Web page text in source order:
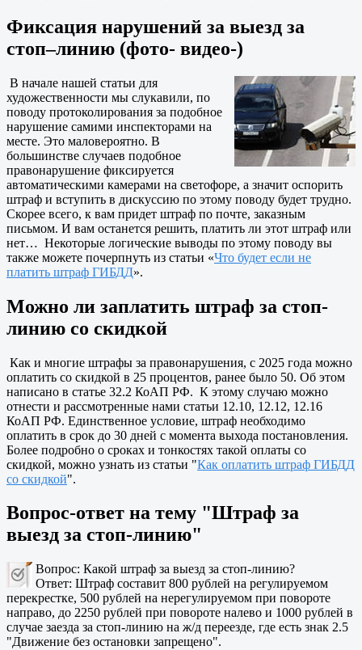
Фиксация нарушений за выезд за
стоп–линию (фото- видео-)
В начале нашей статьи для
художественности мы слукавили, по
поводу протоколирования за подобное
нарушение самими инспекторами на
месте. Это маловероятно. В
большинстве случаев подобное
правонарушение фиксируется
автоматическими камерами на светофоре, а значит оспорить
штраф и вступить в дискуссию по этому поводу будет трудно.
Скорее всего, к вам придет штраф по почте, заказным
письмом. И вам останется решить, платить ли этот штраф или
нет… Некоторые логические выводы по этому поводу вы
также можете почерпнуть из статьи «Что будет если не
платить штраф ГИБДД».
Можно ли заплатить штраф за стоп-
линию со скидкой
Как и многие штрафы за правонарушения, с 2025 года можно
оплатить со скидкой в 25 процентов, ранее было 50. Об этом
написано в статье 32.2 КоАП РФ. К этому случаю можно
отнести и рассмотренные нами статьи 12.10, 12.12, 12.16
КоАП РФ. Единственное условие, штраф необходимо
оплатить в срок до 30 дней с момента выхода постановления.
Более подробно о сроках и тонкостях такой оплаты со
скидкой, можно узнать из статьи "Как оплатить штраф ГИБДД
со скидкой".
Вопрос-ответ на тему "Штраф за
выезд за стоп-линию"
Вопрос: Какой штраф за выезд за стоп-линию?
Ответ: Штраф составит 800 рублей на регулируемом
перекрестке, 500 рублей на нерегулируемом при повороте
направо, до 2250 рублей при повороте налево и 1000 рублей в
случае заезда за стоп-линию на ж/д переезде, где есть знак 2.5
"Движение без остановки запрещено".